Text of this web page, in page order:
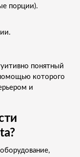
порции).
понятный
которого
и